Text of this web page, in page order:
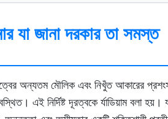
যা জানা দরকার তা সমস্ত
অন্যতম মৌলিক এবং নিখুঁত আকারের প্রশংসা
এই নির্দিষ্ট দূরত্বকে র্যাডিয়াম